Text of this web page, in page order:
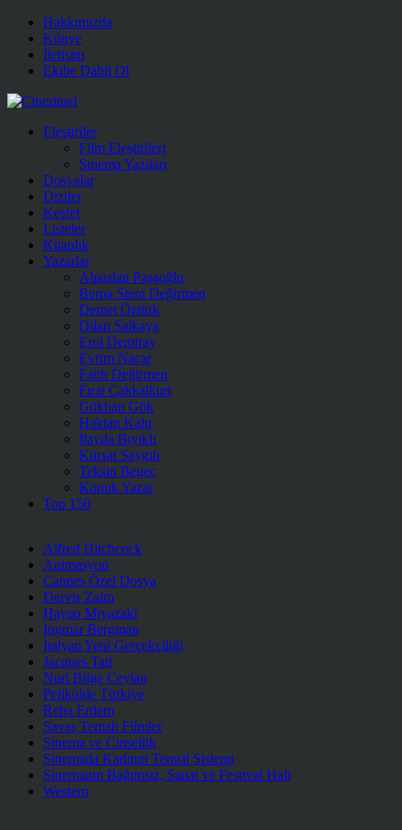
Hakkımızda
Künye
İletişim
Ekibe Dahil Ol
Eleştiriler
Film Eleştirileri
Sinema Yazıları
Dosyalar
Diziler
Keşfet
Listeler
Kitaplık
Yazarlar
Alpaslan Paşaoğlu
Berna Stera Değirmen
Demet Öztürk
Dilan Salkaya
Erol Demiray
Evrim Nacar
Fatih Değirmen
Fırat Çakkalkurt
Gökhan Gök
Haktan Kalır
İlayda Bıyıklı
Kürşat Saygılı
Teksin Begeç
Konuk Yazar
Top 150
Alfred Hitchcock
Animasyon
Cannes Özel Dosya
Derviş Zaim
Hayao Miyazaki
Ingmar Bergman
İtalyan Yeni Gerçekçiliği
Jacques Tati
Nuri Bilge Ceylan
Pelikülde Türkiye
Reha Erdem
Savaş Temalı Filmler
Sinema ve Cinsellik
Sinemada Kadının Temsil Sistemi
Sinemanın Bağımsız, Sanat ve Festival Hali
Western